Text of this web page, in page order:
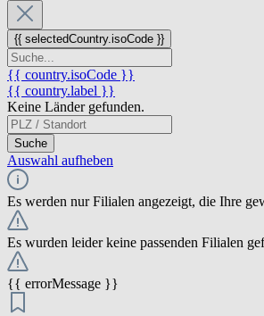
{{ selectedCountry.isoCode }}
{{ country.isoCode }}
{{ country.label }}
Keine Länder gefunden.
Suche
Auswahl aufheben
Es werden nur Filialen angezeigt, die Ihre
Es wurden leider keine passenden Filialen
{{ errorMessage }}